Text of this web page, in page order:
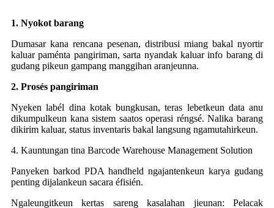
1. Nyokot barang
Dumasar kana rencana pesenan, distribusi miang bakal nyortir
kaluar paménta pangiriman, sarta nyandak kaluar info barang di
gudang pikeun gampang manggihan aranjeunna.
2. Prosés pangiriman
Nyeken labél dina kotak bungkusan, teras lebetkeun data anu
dikumpulkeun kana sistem saatos operasi réngsé. Nalika barang
dikirim kaluar, status inventaris bakal langsung ngamutahirkeun.
4. Kauntungan tina Barcode Warehouse Management Solution
Panyeken barkod PDA handheld ngajantenkeun karya gudang
penting dijalankeun sacara éfisién.
Ngaleungitkeun kertas sareng kasalahan jieunan: Pelacak